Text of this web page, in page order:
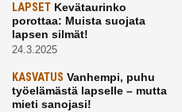
LAPSET Kevätaurinko
porottaa: Muista suojata
lapsen silmät!
24.3.2025
KASVATUS Vanhempi, puhu
työelämästä lapselle – mutta
mieti sanojasi!